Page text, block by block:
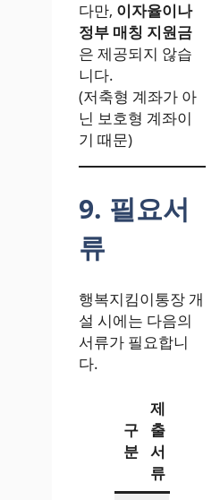
다만, 이자율이나
정부 매칭 지원금
은 제공되지 않습
니다.
(저축형 계좌가 아
닌 보호형 계좌이
기 때문)
9. 필요서
류
행복지킴이통장 개
설 시에는 다음의
서류가 필요합니
다.
구
분
제
출
서
류